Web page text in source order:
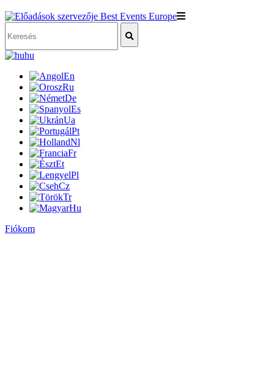
hu
En
Ru
De
Es
Ua
Pt
Nl
Fr
Et
Pl
Cz
Tr
Hu
Fiókom